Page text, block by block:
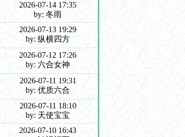
2026-07-14 17:35
by: 冬雨
2026-07-13 19:29
by: 纵横四方
2026-07-12 17:26
by: 六合女神
2026-07-11 19:31
by: 优质六合
2026-07-11 18:10
by: 天使宝宝
2026-07-10 16:43